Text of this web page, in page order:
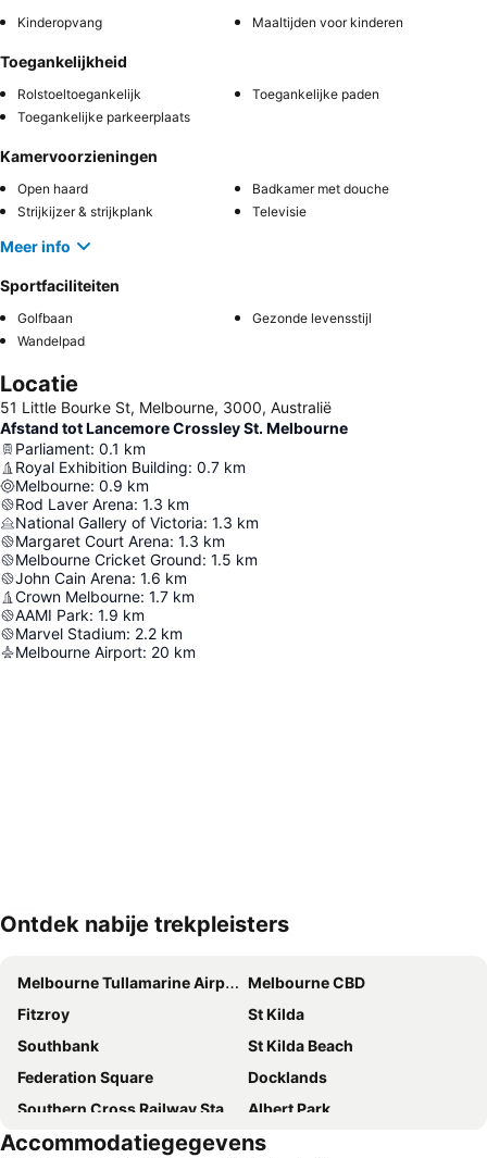
Kinderopvang Maaltijden voor kinderen
Toegankelijkheid
Rolstoeltoegankelijk
Toegankelijke paden
Toegankelijke parkeerplaats
Kamervoorzieningen
Open haard
Badkamer met douche
Strijkijzer & strijkplank
Televisie
Meer info
Sportfaciliteiten
Golfbaan
Gezonde levensstijl
Wandelpad
Locatie
51 Little Bourke St, Melbourne, 3000, Australië
Afstand tot Lancemore Crossley St. Melbourne
Parliament: 0.1 km
Royal Exhibition Building: 0.7 km
Melbourne: 0.9 km
Rod Laver Arena: 1.3 km
National Gallery of Victoria: 1.3 km
Margaret Court Arena: 1.3 km
Melbourne Cricket Ground: 1.5 km
John Cain Arena: 1.6 km
Crown Melbourne: 1.7 km
AAMI Park: 1.9 km
Marvel Stadium: 2.2 km
Melbourne Airport: 20 km
Kaart uitvouwen
Ontdek nabije trekpleisters
Melbourne Tullamarine Airport
Melbourne CBD
Fitzroy
St Kilda
Southbank
St Kilda Beach
Federation Square
Docklands
Southern Cross Railway Station
Albert Park
Brunswick
Carlton
Accommodatiegegevens